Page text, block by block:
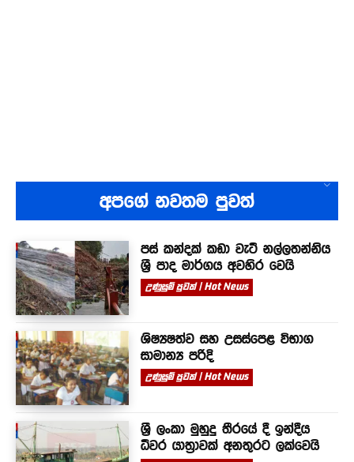
අපගේ නවතම පුවත්
පස් කන්දක් කඩා වැටී නල්ලතන්නිය
ශ්‍රී පාද මාර්ගය අවහිර වෙයි
උණුසුම් පුවත් | Hot News
ශිෂ්‍යෂත්ව සහ උසස්පෙළ විභාග
සාමාන්‍ය පරිදි
උණුසුම් පුවත් | Hot News
ශ්‍රී ලංකා මුහුදු තීරයේ දී ඉන්දීය
ධීවර යාත්‍රාවක් අනතුරට ලක්වෙයි